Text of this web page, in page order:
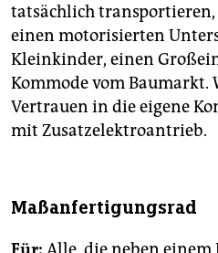
tatsächlich
einen motorisierten
Kleinkinder, einen
Kommode vom Baumarkt.
Vertrauen in die eigene
mit Zusatzelektroantrieb.
Maßanfertigungsrad